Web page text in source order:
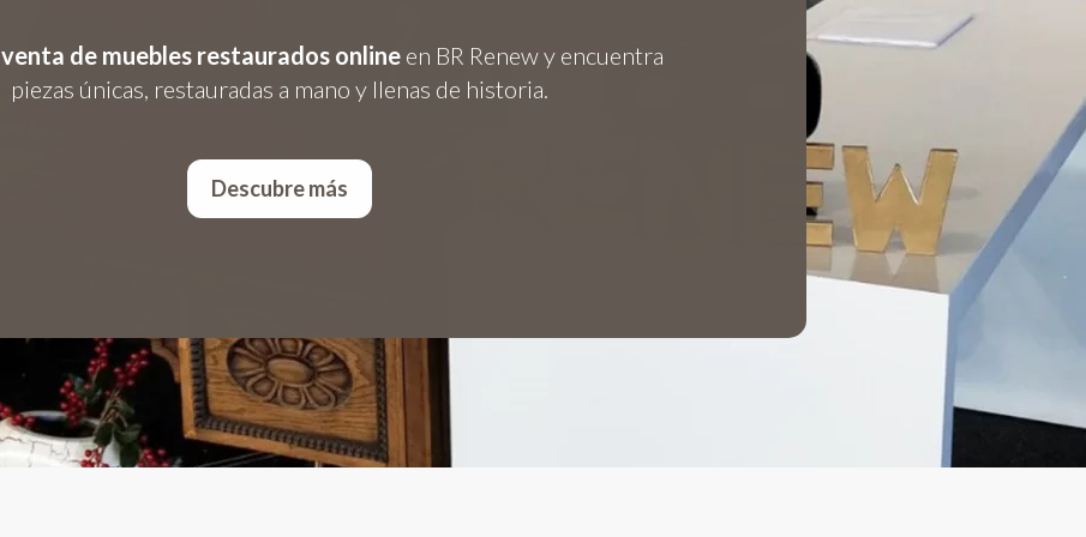
venta de muebles restaurados onlineen BR Renew y encuentra
piezas únicas, restauradas a mano y llenas de historia.
Descubre más